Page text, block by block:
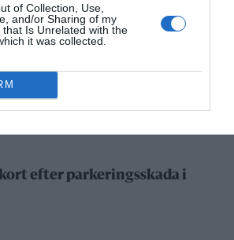
of Collection, Use,
and/or Sharing of my
that Is Unrelated with the
it was collected.
LEDARE
höjda drivmedelspriser är hat
– lägenheter backar kraftigt
efter parkeringsskada i